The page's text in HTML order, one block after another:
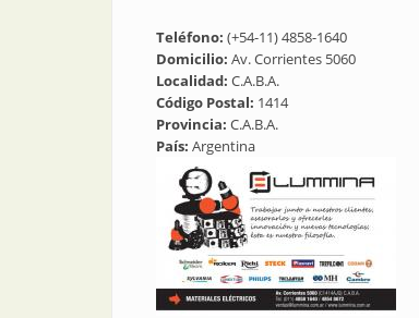
Teléfono: (+54-11) 4858-1640
Domicilio: Av. Corrientes 5060
Localidad: C.A.B.A.
Código Postal: 1414
Provincia: C.A.B.A.
País: Argentina